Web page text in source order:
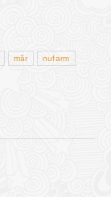
măr nufarm